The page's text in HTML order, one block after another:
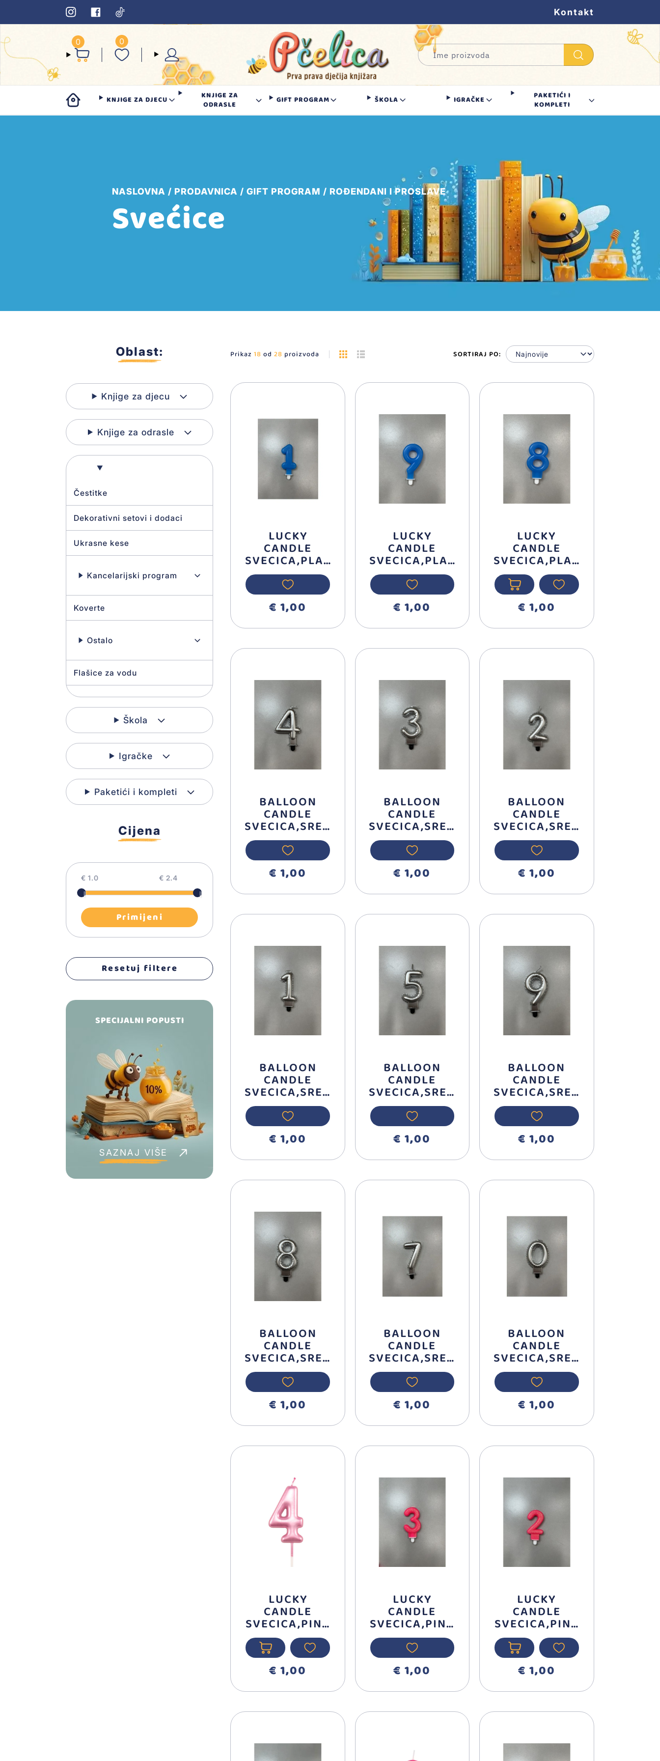
Kontakt
0 0
KNJIGE ZA DJECU
KNJIGE ZA
ODRASLE
GIFT PROGRAM ŠKOLA IGRAČKE
PAKETIĆI I
KOMPLETI
NASLOVNA PRODAVNICA GIFT PROGRAM ROĐENDANI I PROSLAVE
Svećice
Oblast:
Knjige za djecu
Knjige za odrasle
Čestitke
Dekorativni setovi i dodaci
Ukrasne kese
Kancelarijski program
Koverte
Ostalo
Flašice za vodu
Novogodišnja dekoracija
Ukrasni papir
Dekoracija za Vaskrs
Ramovi za slike
Foto albumi
Svećice
Rokovnici, planeri,
adresari
Novogodišnji paketići
Kancelarisjki program
Škola
Igračke
Paketići i kompleti
Cijena
€ €
Primijeni
Resetuj filtere
SPECIJALNI POPUSTI
SAZNAJ VIŠE
Prikaz18 od28 proizvoda SORTIRAJ PO:
LUCKY
CANDLE
SVECICA,PLAV
A BROJ 1
710361
€ 1,00
LUCKY
CANDLE
SVECICA,PLAV
A BROJ 9
710369
€ 1,00
LUCKY
CANDLE
SVECICA,PLAV
A BROJ 8
710368
€ 1,00
BALLOON
CANDLE
SVECICA,SREB
RNA BROJ 4
710394
€ 1,00
BALLOON
CANDLE
SVECICA,SREB
RNA BROJ 3
710393
€ 1,00
BALLOON
CANDLE
SVECICA,SREB
RNA BROJ 2
710392
€ 1,00
BALLOON
CANDLE
SVECICA,SREB
RNA BROJ 1
710391
€ 1,00
BALLOON
CANDLE
SVECICA,SREB
RNA BROJ 5
710395
€ 1,00
BALLOON
CANDLE
SVECICA,SREB
RNA BROJ 9
710399
€ 1,00
BALLOON
CANDLE
SVECICA,SREB
RNA BROJ 8
710398
€ 1,00
BALLOON
CANDLE
SVECICA,SREB
RNA BROJ 7
710397
€ 1,00
BALLOON
CANDLE
SVECICA,SREB
RNA BROJ 0
710390
€ 1,00
LUCKY
CANDLE
SVECICA,PINK
BROJ 4 710374
€ 1,00
LUCKY
CANDLE
SVECICA,PINK
BROJ 3 710373
€ 1,00
LUCKY
CANDLE
SVECICA,PINK
BROJ 2 710372
€ 1,00